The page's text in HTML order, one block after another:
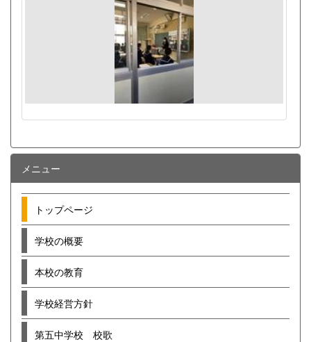
メニュー
トップページ
学校の概要
本校の教育
学校経営方針
第五中学校 校歌